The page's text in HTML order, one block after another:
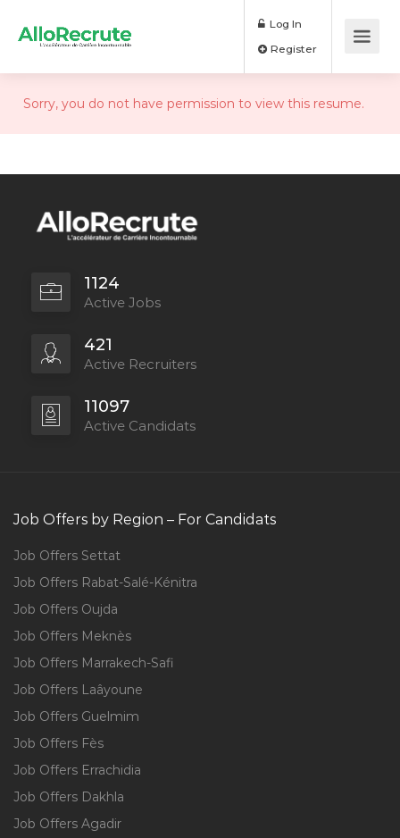
Log In
Sorry, you do not have permission to view this resume.
1124
Active Jobs
421
Active Recruiters
11097
Active Candidats
Job Offers by Region – For Candidats
Job Offers Settat
Job Offers Rabat-Salé-Kénitra
Job Offers Oujda
Job Offers Meknès
Job Offers Marrakech-Safi
Job Offers Laâyoune
Job Offers Guelmim
Job Offers Fès
Job Offers Errachidia
Job Offers Dakhla
Job Offers Agadir